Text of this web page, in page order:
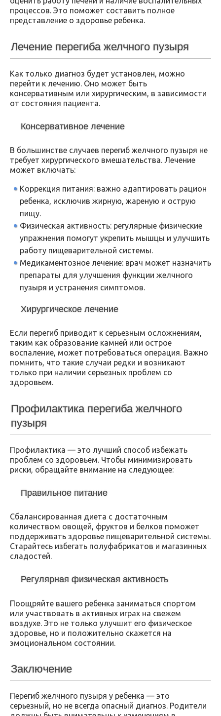
процессов. Это поможет составить полное
представление о здоровье ребенка.
Лечение перегиба желчного пузыря
Как только диагноз будет установлен, можно
перейти к лечению. Оно может быть
консервативным или хирургическим, в зависимости
от состояния пациента.
Консервативное лечение
В большинстве случаев перегиб желчного пузыря не
требует хирургического вмешательства. Лечение
может включать:
Коррекция питания: важно адаптировать рацион
ребенка, исключив жирную, жареную и острую
пищу.
Физическая активность: регулярные физические
упражнения помогут укрепить мышцы и улучшить
работу пищеварительной системы.
Медикаментозное лечение: врач может назначить
препараты для улучшения функции желчного
пузыря и устранения симптомов.
Хирургическое лечение
Если перегиб приводит к серьезным осложнениям,
таким как образование камней или острое
воспаление, может потребоваться операция. Важно
помнить, что такие случаи редки и возникают
только при наличии серьезных проблем со
здоровьем.
Профилактика перегиба желчного
пузыря
Профилактика — это лучший способ избежать
проблем со здоровьем. Чтобы минимизировать
риски, обращайте внимание на следующее:
Правильное питание
Сбалансированная диета с достаточным
количеством овощей, фруктов и белков поможет
поддерживать здоровье пищеварительной системы.
Старайтесь избегать полуфабрикатов и магазинных
сладостей.
Регулярная физическая активность
Поощряйте вашего ребенка заниматься спортом
или участвовать в активных играх на свежем
воздухе. Это не только улучшит его физическое
здоровье, но и положительно скажется на
эмоциональном состоянии.
Заключение
Перегиб желчного пузыря у ребенка — это
серьезный, но не всегда опасный диагноз. Родители